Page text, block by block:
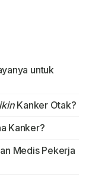
untuk
Kanker Otak?
Kanker?
Medis Pekerja